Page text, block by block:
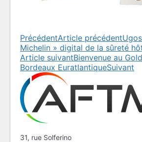
PrécédentArticle précédent
Michelin » digital de la sûreté
Article suivantBienvenue au
Bordeaux EuratlantiqueSuivant
31, rue Solferino